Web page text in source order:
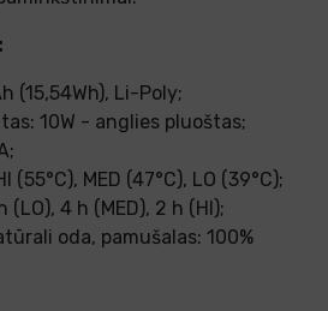
(15,54Wh), Li-Poly;
10W - anglies pluoštas;
(55°C), MED (47°C), LO (39°C);
(LO), 4 h (MED), 2 h (HI);
oda, pamušalas: 100%